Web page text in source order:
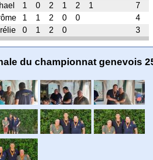
1 0 2 1 2 1
7
1 1 2 0 0
4
0 1 2 0 3
du championnat genevois